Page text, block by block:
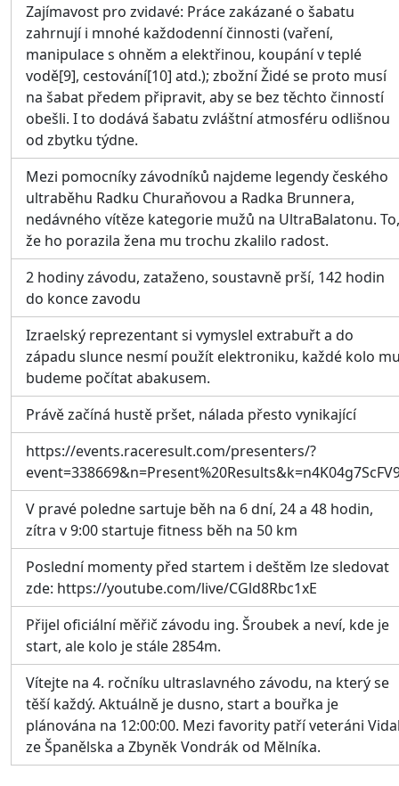
Zajímavost pro zvidavé: Práce zakázané o šabatu
zahrnují i mnohé každodenní činnosti (vaření,
manipulace s ohněm a elektřinou, koupání v teplé
vodě[9], cestování[10] atd.); zbožní Židé se proto musí
na šabat předem připravit, aby se bez těchto činností
obešli. I to dodává šabatu zvláštní atmosféru odlišnou
od zbytku týdne.
Mezi pomocníky závodníků najdeme legendy českého
ultraběhu Radku Churaňovou a Radka Brunnera,
nedávného vítěze kategorie mužů na UltraBalatonu. To,
že ho porazila žena mu trochu zkalilo radost.
2 hodiny závodu, zataženo, soustavně prší, 142 hodin
do konce zavodu
Izraelský reprezentant si vymyslel extrabuřt a do
západu slunce nesmí použít elektroniku, každé kolo
budeme počítat abakusem.
Právě začíná hustě pršet, nálada přesto vynikající
https://events.raceresult.com/presenters/?
V pravé poledne sartuje běh na 6 dní, 24 a 48 hodin,
zítra v 9:00 startuje fitness běh na 50 km
Poslední momenty před startem i deštěm lze sledovat
zde: https://youtube.com/live/CGld8Rbc1xE
Přijel oficiální měřič závodu ing. Šroubek a neví, kde je
start, ale kolo je stále 2854m.
Vítejte na 4. ročníku ultraslavného závodu, na který se
těší každý. Aktuálně je dusno, start a bouřka je
plánována na 12:00:00. Mezi favority patří veteráni
ze Španělska a Zbyněk Vondrák od Mělníka.